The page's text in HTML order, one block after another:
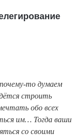
то думаем
строить
обо всех
им… Тогда ваши
со своими